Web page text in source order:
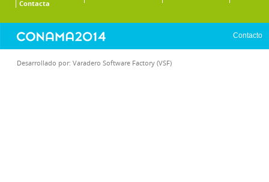
Contacta
Contacto
Desarrollado por: Varadero Software Factory (VSF)